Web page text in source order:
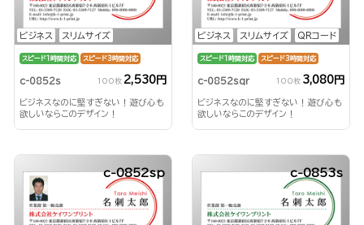
ビジネス スリムサイズ
スピード1時間対応 スピード3時間対応
c-0852s 100枚 2,530円
ビジネスなのに堅すぎない！遊び心も
欲しいならこのデザイン！
ビジネス スリムサイズ QRコード
スピード1時間対応 スピード3時間対応
c-0852sqr 100枚 3,080円
ビジネスなのに堅すぎない！遊び心も
欲しいならこのデザイン！
c-0852sp c-0853s